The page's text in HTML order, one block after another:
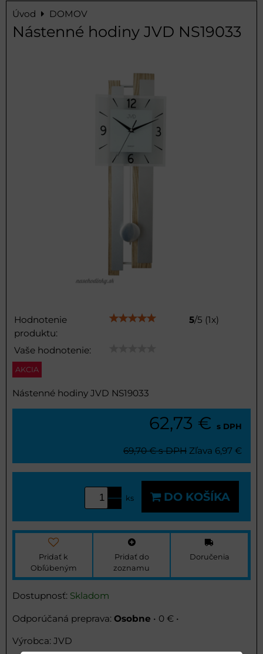
Úvod DOMOV
Nástenné hodiny JVD NS19033
Hodnotenie
produktu:
5/5 (1x)
Vaše hodnotenie:
AKCIA
Nástenné hodiny JVD NS19033
62,73 € s DPH
69,70 € s DPH Zľava 6,97 €
ks DO KOŠÍKA
Pridať k
Obľúbeným
Pridať do
zoznamu
Doručenia
Dostupnosť: Skladom
Osobne • 0 € •
Výrobca: JVD